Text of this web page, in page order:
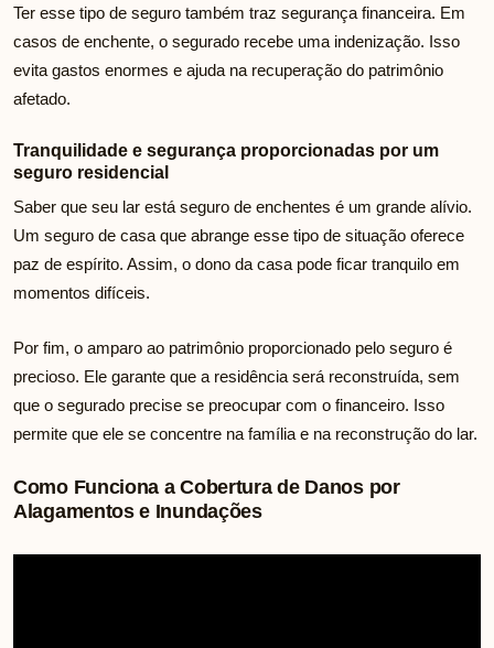
Ter esse tipo de seguro também traz segurança financeira. Em
casos de enchente, o segurado recebe uma indenização. Isso
evita gastos enormes e ajuda na recuperação do patrimônio
afetado.
Tranquilidade e segurança proporcionadas por um
seguro residencial
Saber que seu lar está seguro de enchentes é um grande alívio.
Um seguro de casa que abrange esse tipo de situação oferece
paz de espírito. Assim, o dono da casa pode ficar tranquilo em
momentos difíceis.
Por fim, o amparo ao patrimônio proporcionado pelo seguro é
precioso. Ele garante que a residência será reconstruída, sem
que o segurado precise se preocupar com o financeiro. Isso
permite que ele se concentre na família e na reconstrução do lar.
Como Funciona a Cobertura de Danos por
Alagamentos e Inundações